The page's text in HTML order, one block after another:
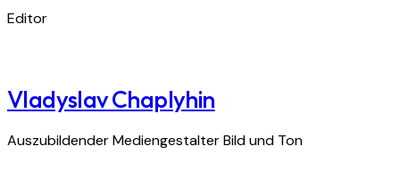
Editor
Vladyslav Chaplyhin
Auszubildender Mediengestalter Bild und Ton